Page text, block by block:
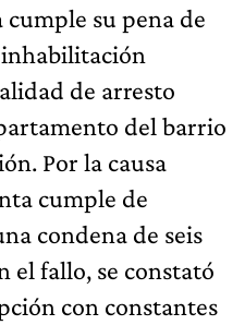
su pena de
inhabilitación
de arresto
del barrio
Por la causa
cumple de
condena de seis
el fallo, se constató
con constantes